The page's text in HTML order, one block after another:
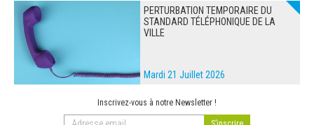
PERTURBATION TEMPORAIRE DU
STANDARD TÉLÉPHONIQUE DE LA
VILLE
Mardi 21 Juillet 2026
Inscrivez-vous à notre Newsletter !